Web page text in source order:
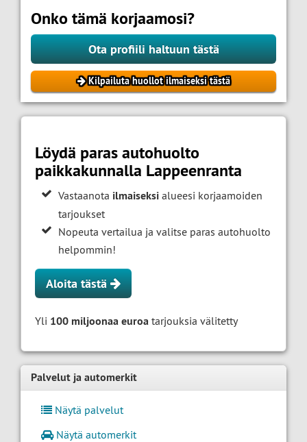
Onko tämä korjaamosi?
Ota profiili haltuun tästä
Kilpailuta huollot ilmaiseksi tästä
Löydä paras autohuolto
paikkakunnalla Lappeenranta
Vastaanota ilmaiseksi alueesi korjaamoiden
tarjoukset
Nopeuta vertailua ja valitse paras autohuolto
helpommin!
Aloita tästä
Yli 100 miljoonaa euroa tarjouksia välitetty
Palvelut ja automerkit
Näytä palvelut
Näytä automerkit